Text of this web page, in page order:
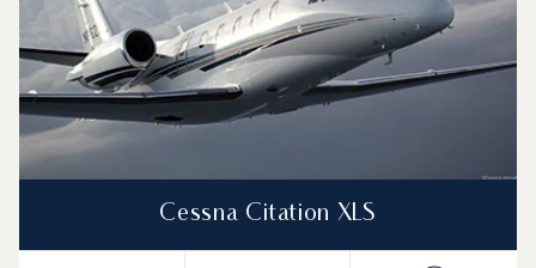
Cessna Citation XLS